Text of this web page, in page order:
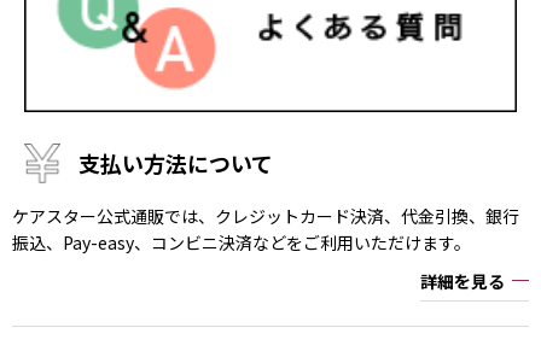
支払い方法について
ケアスター公式通販では、クレジットカード決済、代金引換、銀行
振込、Pay-easy、コンビニ決済などをご利用いただけます。
詳細を見る